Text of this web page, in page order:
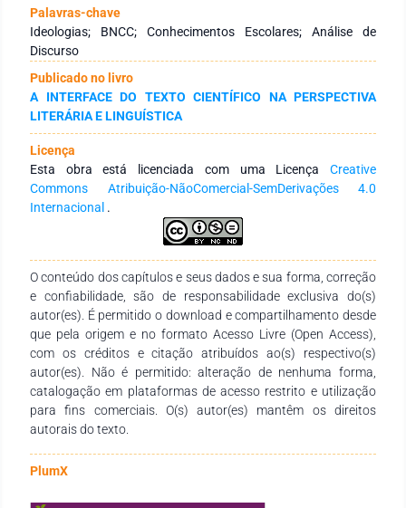
conhecimento escolar e aprendizagens essenciais, garantidas
pelo documento. Do ponto de vista metodológico, será
realizado uma pesquisa bibliográfica e documental a partir da
teoria da análise de discurso proposta por Michel Pêcheux,
bem como sua relevância para os estudos propostos por Eni
Orlandi para a elaboração de uma tipologia discursiva.
Concluindo que a noção de conhecimento escolar na BNCC
tem em seu discurso, um interdiscurso complexo interpelado
pela ideologia que inibe uma emancipação pelo conhecimento
Palavras-chave
Ideologias; BNCC; Conhecimentos Escolares; Análise de
Discurso
Publicado no livro
A INTERFACE DO TEXTO CIENTÍFICO NA PERSPECTIVA
LITERÁRIA E LINGUÍSTICA
Licença
Esta obra está licenciada com uma Licença Creative
Commons Atribuição-NãoComercial-SemDerivações 4.0
Internacional .
O conteúdo dos capítulos e seus dados e sua forma, correção
e confiabilidade, são de responsabilidade exclusiva do(s)
autor(es). É permitido o download e compartilhamento desde
que pela origem e no formato Acesso Livre (Open Access),
com os créditos e citação atribuídos ao(s) respectivo(s)
autor(es). Não é permitido: alteração de nenhuma forma,
catalogação em plataformas de acesso restrito e utilização
para fins comerciais. O(s) autor(es) mantêm os direitos
autorais do texto.
PlumX